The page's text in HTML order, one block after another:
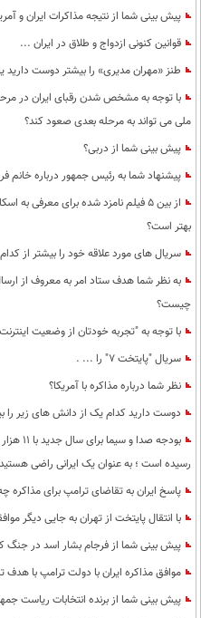
مجله
عصر
خواندنی
پیش بینی شما از نتیجه مذاکرات ایران و
قوانین کنونی ازدواج و طلاق در ایران ...
طنز «مهران مدیری» را بیشتر دوست دارید
با توجه به مشخص شدن رقبای ایران در
ملی می تواند به مرحله بعدی صعود کند؟
پیش بینی شما از دربی؟
پیشنهاد شما به رئیس جمهور درباره خانم
از بین 5 فیلم نامزد شده برای معرفی
بهتر است؟
سریال های مورد علاقه خود را بیشتر از
به نظر شما هدف ستاد امر به معروف از
چیست؟
با توجه به "تجربه خودتان از وضعیت
سریال "پایتخت 7" را ... .
نظر شما درباره مذاکره با آمریکا؟
دوست دارید کدام یک از دانش های زیر را
رسیده است ؛ به عنوان یک ایرانی راضی
پاسخ ایران به تقاضای ترامپ برای مذاکره
با انتقال پایتخت از تهران به جایی دیگر
پیش بینی شما از فرجام بشار اسد در جنگ
موافق مذاکره ایران با دولت ترامپ با
پیش بینی شما از برنده انتخابات ریاست